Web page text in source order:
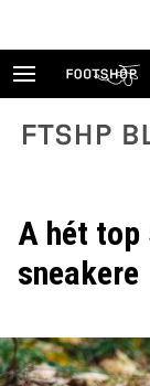
FTSHP
A hét
sneakere